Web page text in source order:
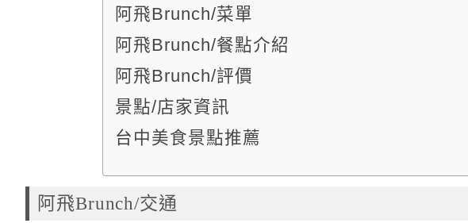
阿飛Brunch/菜單
阿飛Brunch/餐點介紹
阿飛Brunch/評價
景點/店家資訊
台中美食景點推薦
阿飛Brunch/交通